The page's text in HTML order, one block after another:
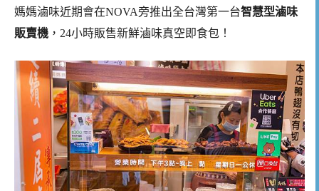
媽媽滷味近期會在NOVA旁推出全台灣第一台智慧型滷味
販賣機 ，24小時販售新鮮滷味真空即食包！